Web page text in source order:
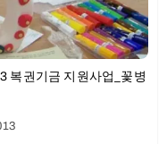
복권기금 지원사업_꽃병